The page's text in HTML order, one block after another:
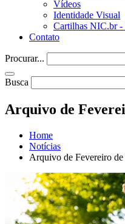
Vídeos
Identidade Visual
Cartilhas NIC.br -
Contato
Procurar...
Busca
Arquivo de
Home
Notícias
Arquivo de Fevereiro de